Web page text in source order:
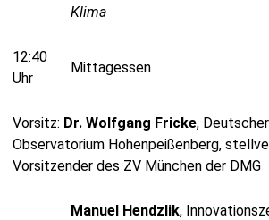
Klima
12:40
Uhr
Mittagessen
Vorsitz: Dr. Wolfgang Fricke,
Observatorium Hohenpeißenberg,
Vorsitzender des ZV München der DMG
Manuel Hendzlik,